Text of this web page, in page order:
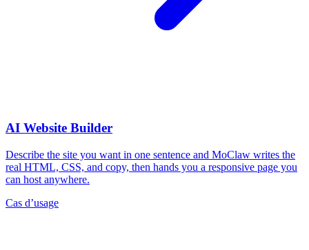
AI Website Builder
Describe the site you want in one sentence and MoClaw writes the
real HTML, CSS, and copy, then hands you a responsive page you
can host anywhere.
Cas d’usage